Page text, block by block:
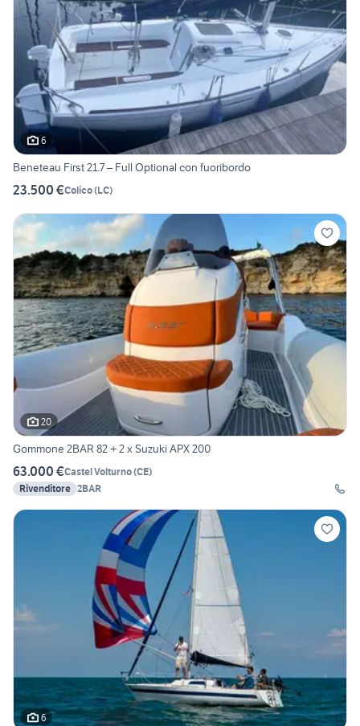
6
Beneteau First 21.7 – Full Optional con fuoribordo
23.500 €Colico(LC)
20
Gommone 2BAR 82 + 2 x Suzuki APX 200
63.000 €Castel Volturno(CE)
Rivenditore 2BAR
6